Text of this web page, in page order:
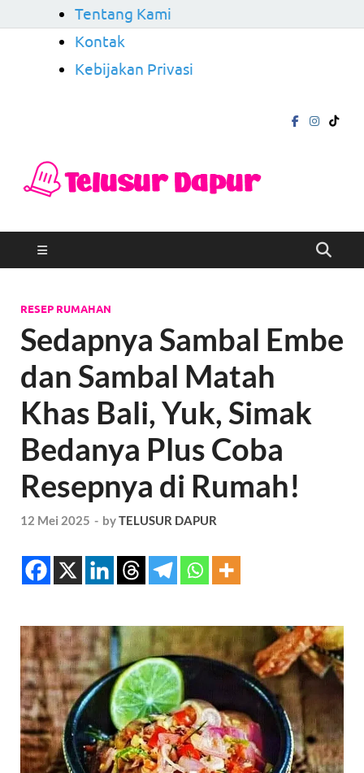
Tentang Kami
Kontak
Kebijakan Privasi
Rasa
RESEP RUMAHAN
Sedapnya Sambal Embe
dan Sambal Matah
Khas Bali, Yuk, Simak
Bedanya Plus Coba
Resepnya di Rumah!
12 Mei 2025 - byTELUSUR DAPUR